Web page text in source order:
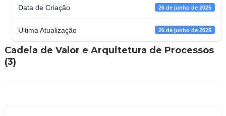
Data de Criação 26 de junho de 2025
Ultima Atualização 26 de junho de 2025
Cadeia de Valor e Arquitetura de Processos
(3)